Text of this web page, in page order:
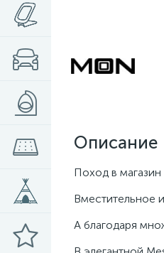
Описание
Поход в
Вместительное
А благодаря